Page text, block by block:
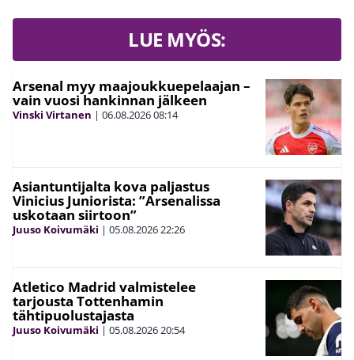
LUE MYÖS:
Arsenal myy maajoukkuepelaajan –
vain vuosi hankinnan jälkeen
Vinski Virtanen | 06.08.202608:14
Asiantuntijalta kova paljastus
Vinicius Juniorista: ”Arsenalissa
uskotaan siirtoon”
Juuso Koivumäki | 05.08.202622:26
Atletico Madrid valmistelee
tarjousta Tottenhamin
tähtipuolustajasta
Juuso Koivumäki | 05.08.202620:54